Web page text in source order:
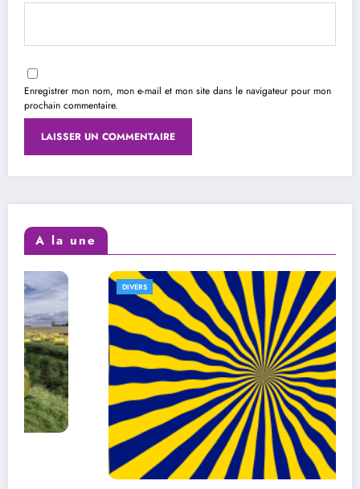
Enregistrer mon nom, mon e-mail et mon site dans le navigateur pour mon
prochain commentaire.
A la une
DIVERS